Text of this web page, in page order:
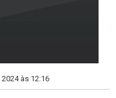
às 12:16